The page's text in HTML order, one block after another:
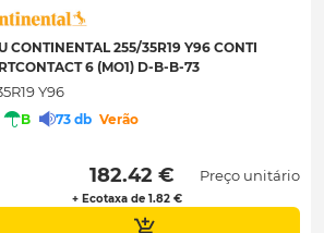
CONTINENTAL 255/35R19 Y96 CONTI
6 (MO1) D-B-B-73
Y96
B 73 db Verão
182.42 €
+ Ecotaxa de 1.82 €
Preço unitário